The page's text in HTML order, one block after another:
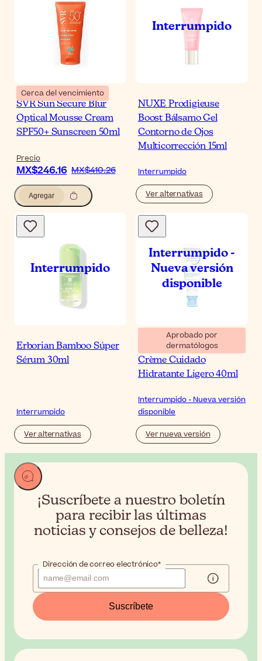
Cerca del vencimiento
SVR Sun Secure Blur
Optical Mousse Cream
SPF50+ Sunscreen 50ml
Precio
MX$246.16 MX$410.26
Agregar
NUXE Prodigieuse
Boost Bálsamo Gel
Contorno de Ojos
Multicorrección 15ml
Interrumpido
Ver alternativas
Erborian Bamboo Súper
Sérum 30ml
Interrumpido
Ver alternativas
Aprobado por
dermatólogos
Bioderma Hydrabio Gel-
Crème Cuidado
Hidratante Ligero 40ml
Interrumpido - Nueva versión
disponible
Ver nueva versión
¡Suscríbete a nuestro boletín
para recibir las últimas
noticias y consejos de belleza!
Dirección de correo electrónico*
Suscríbete